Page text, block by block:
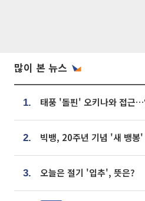
많이 본 뉴스
1.
2.
3. 오늘은 절기 '입추', 뜻은?